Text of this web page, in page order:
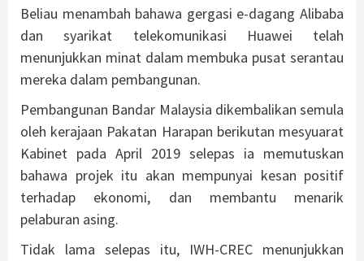
Beliau menambah bahawa gergasi e-dagang Alibaba
dan syarikat telekomunikasi Huawei telah
menunjukkan minat dalam membuka pusat serantau
mereka dalam pembangunan.
Pembangunan Bandar Malaysia dikembalikan semula
oleh kerajaan Pakatan Harapan berikutan mesyuarat
Kabinet pada April 2019 selepas ia memutuskan
bahawa projek itu akan mempunyai kesan positif
terhadap ekonomi, dan membantu menarik
pelaburan asing.
Tidak lama selepas itu, IWH-CREC menunjukkan